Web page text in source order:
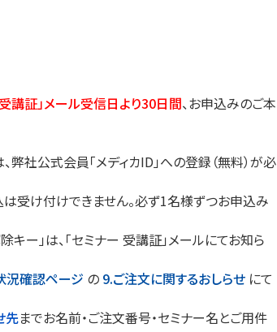
講証」メール受信日より30日間、お申込みのご本
社公式会員「メディカID」への登録（無料）が必
受け付けできません。必ず1名様ずつお申込み
ー」は、「セミナー 受講証」メールにてお知ら
況確認ページ の 9.ご注文に関するおしらせ にて
先までお名前・ご注文番号・セミナー名とご用件